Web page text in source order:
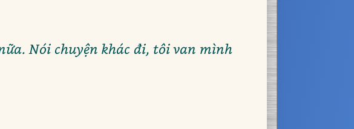
Nói chuyện khác đi, tôi van mình